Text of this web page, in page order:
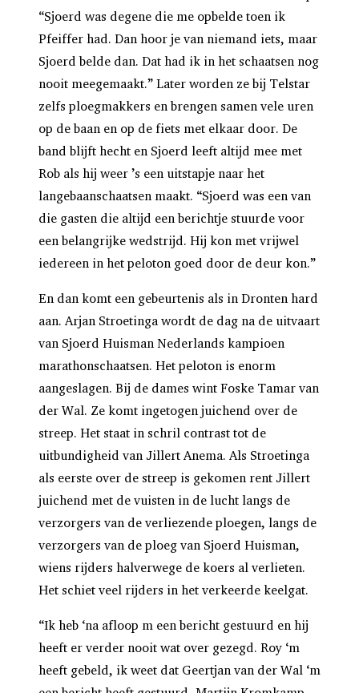
“Sjoerd was degene die me opbelde toen ik
Pfeiffer had. Dan hoor je van niemand iets, maar
Sjoerd belde dan. Dat had ik in het schaatsen nog
nooit meegemaakt.” Later worden ze bij Telstar
zelfs ploegmakkers en brengen samen vele uren
op de baan en op de fiets met elkaar door. De
band blijft hecht en Sjoerd leeft altijd mee met
Rob als hij weer ’s een uitstapje naar het
langebaanschaatsen maakt. “Sjoerd was een van
die gasten die altijd een berichtje stuurde voor
een belangrijke wedstrijd. Hij kon met vrijwel
iedereen in het peloton goed door de deur kon.”
En dan komt een gebeurtenis als in Dronten hard
aan. Arjan Stroetinga wordt de dag na de uitvaart
van Sjoerd Huisman Nederlands kampioen
marathonschaatsen. Het peloton is enorm
aangeslagen. Bij de dames wint Foske Tamar van
der Wal. Ze komt ingetogen juichend over de
streep. Het staat in schril contrast tot de
uitbundigheid van Jillert Anema. Als Stroetinga
als eerste over de streep is gekomen rent Jillert
juichend met de vuisten in de lucht langs de
verzorgers van de verliezende ploegen, langs de
verzorgers van de ploeg van Sjoerd Huisman,
wiens rijders halverwege de koers al verlieten.
Het schiet veel rijders in het verkeerde keelgat.
“Ik heb ‘na afloop m een bericht gestuurd en hij
heeft er verder nooit wat over gezegd. Roy ‘m
heeft gebeld, ik weet dat Geertjan van der Wal ‘m